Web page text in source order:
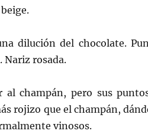
dilución del chocolate.
Nariz rosada.
al champán, pero sus
rojizo que el champán,
vinosos.